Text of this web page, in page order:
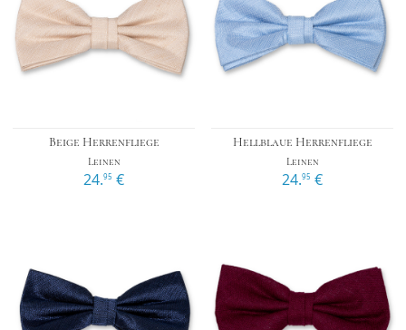
Anleitungen
Kontakt
Beige Herrenfliege
Leinen
24.95 €
Hellblaue Herrenfliege
Leinen
24.95 €